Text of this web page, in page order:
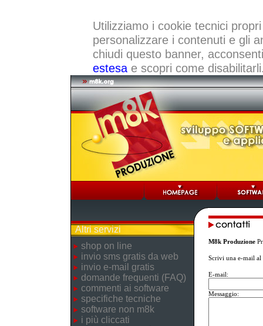
Utilizziamo i cookie tecnici
personalizzare i contenuti e gli
chiudi questo banner,
estesae scopri come
Altri servizi
shop on line
invio sms gratis da web
invio e-mail gratis
domande frequenti (FAQ)
commenti ai software
specifiche tecniche
software non m8k
i più cliccati
M8k Produzione
Scrivi una e-mail
E-mail:
Messaggio: